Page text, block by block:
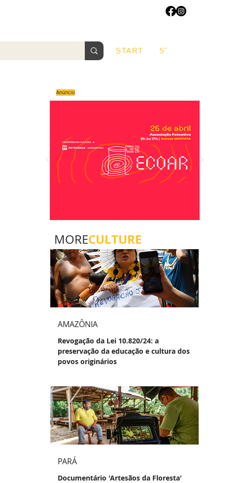
START START
Anúncio
MORECULTURE
AMAZÔNIA
Revogação da Lei 10.820/24: a
preservação da educação e cultura dos
povos originários
PARÁ
Documentário 'Artesãos da Floresta'